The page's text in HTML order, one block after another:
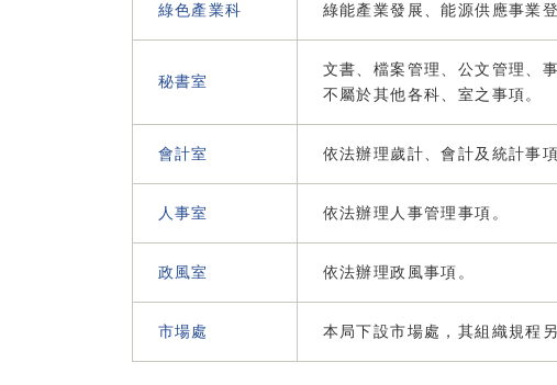
綠色產業科 綠能產業發展、能源供應事業
秘書室
文書、檔案管理、公文管理、
不屬於其他各科、室之事項。
會計室 依法辦理歲計、會計及統計事項
人事室 依法辦理人事管理事項。
政風室 依法辦理政風事項。
市場處 本局下設市場處，其組織規程另